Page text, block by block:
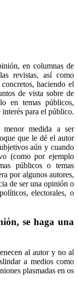
en columnas de
revistas, así como
haciendo el
de vista sobre de
en temas públicos,
para el público.
medida a ser
que le dé el autor
aún y cuando
(como por ejemplo
públicos o temas
por algunos autores,
de ser una opinión o
electorales, o
se haga una
al autor y no al
a medios como
plasmadas en os